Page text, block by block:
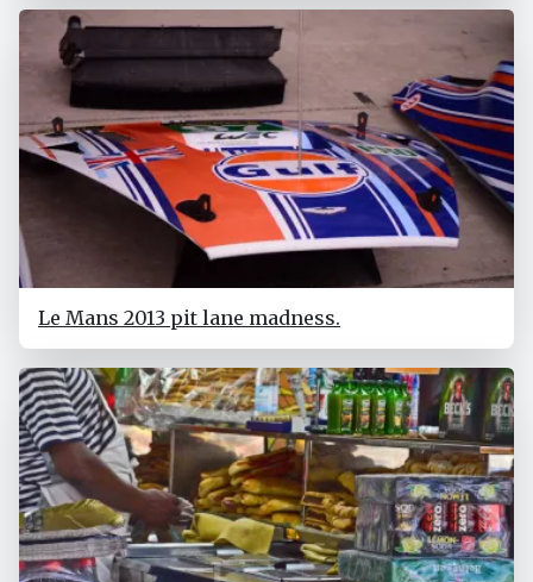
Le Mans 2013 pit lane madness.